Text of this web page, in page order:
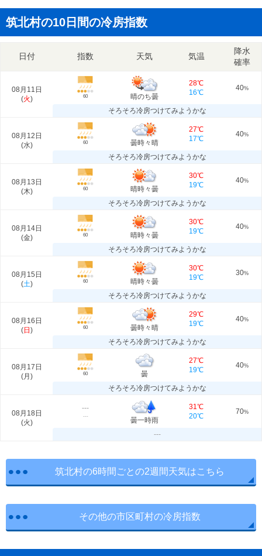
筑北村の10日間の冷房指数
日付 指数 天気 気温
降水
確率
08月11日
(火) 60 晴のち曇
28℃
16℃
40%
そろそろ冷房つけてみようかな
08月12日
(水) 60 曇時々晴
27℃
17℃
40%
そろそろ冷房つけてみようかな
08月13日
(木) 60 晴時々曇
30℃
19℃
40%
そろそろ冷房つけてみようかな
08月14日
(金) 60 晴時々曇
30℃
19℃
40%
そろそろ冷房つけてみようかな
08月15日
(土) 60 晴時々曇
30℃
19℃
30%
そろそろ冷房つけてみようかな
08月16日
(日 ) 60 曇時々晴
29℃
19℃
40%
そろそろ冷房つけてみようかな
08月17日
(月 ) 60 曇
27℃
19℃
40%
そろそろ冷房つけてみようかな
08月18日
(火)
---
---
曇一時雨
31℃
20℃
70%
---
筑北村の6時間ごとの2週間天気はこちら
その他の市区町村の冷房指数